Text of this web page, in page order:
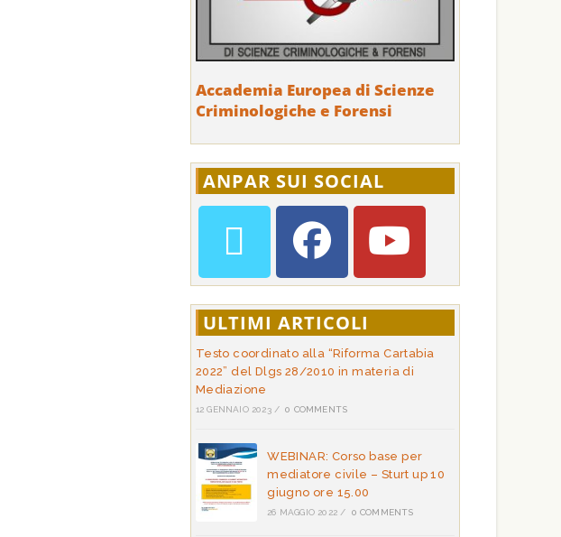
Accademia Europea di Scienze
Criminologiche e Forensi
ANPAR SUI SOCIAL
ULTIMI ARTICOLI
Testo coordinato alla “Riforma Cartabia
2022” del Dlgs 28/2010 in materia di
Mediazione
12 GENNAIO 2023 / 0 COMMENTS
WEBINAR: Corso base per
mediatore civile – Sturt up 10
giugno ore 15.00
26 MAGGIO 2022 / 0 COMMENTS